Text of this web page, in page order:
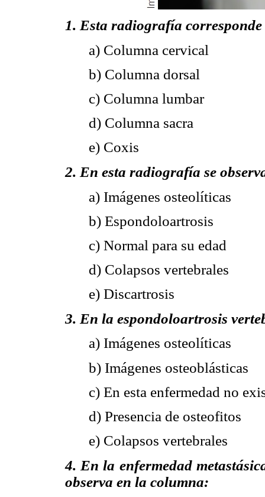
1. Esta radiografía
a) Columna cervical
b) Columna dorsal
c) Columna lumbar
d) Columna sacra
e) Coxis
2. En esta radiografía se
a) Imágenes osteolíticas
b) Espondoloartrosis
c) Normal para su edad
d) Colapsos vertebrales
e) Discartrosis
3. En la espondoloartrosis
a) Imágenes osteolíticas
b) Imágenes osteoblásticas
c) En esta enfermedad no
d) Presencia de osteofitos
e) Colapsos vertebrales
4. En la enfermedad
observa en la columna: